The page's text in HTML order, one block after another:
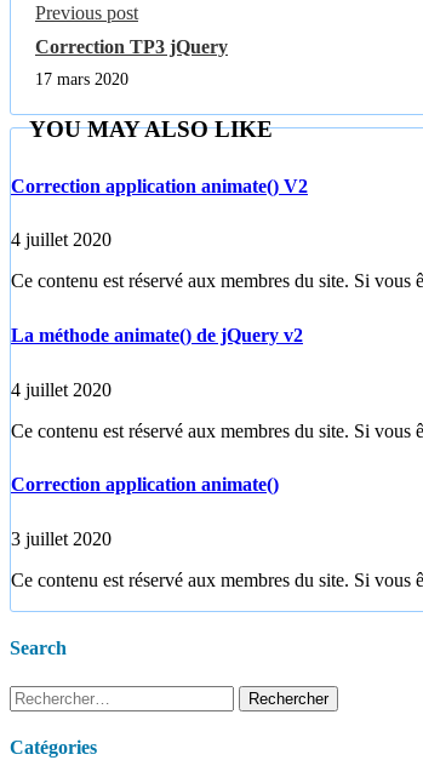
Previous post
Correction TP3 jQuery
17 mars 2020
YOU MAY ALSO LIKE
Correction application animate() V2
4 juillet 2020
Ce contenu est réservé aux membres du site. Si
La méthode animate() de jQuery v2
4 juillet 2020
Ce contenu est réservé aux membres du site. Si
Correction application animate()
3 juillet 2020
Ce contenu est réservé aux membres du site. Si
Search
Rechercher :
Catégories